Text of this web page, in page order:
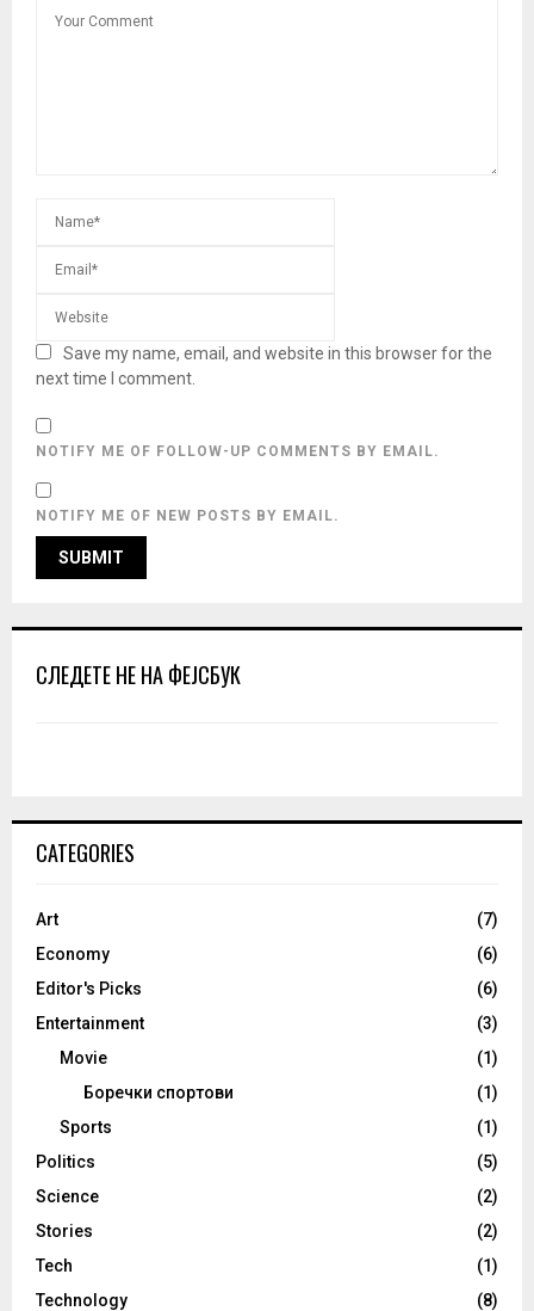
Save my name, email, and website in this browser for the
next time I comment.
NOTIFY ME OF FOLLOW-UP COMMENTS BY EMAIL.
NOTIFY ME OF NEW POSTS BY EMAIL.
СЛЕДЕТЕ НЕ НА ФЕЈСБУК
CATEGORIES
Art
(7)
Economy
(6)
Editor's Picks
(6)
Entertainment
(3)
Movie
(1)
Боречки спортови
(1)
Sports
(1)
Politics
(5)
Science
(2)
Stories
(2)
Tech
(1)
Technology
(8)